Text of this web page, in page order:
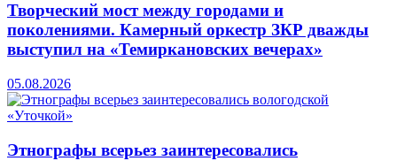
Творческий мост между городами и
поколениями. Камерный оркестр ЗКР дважды
выступил на «Темиркановских вечерах»
05.08.2026
Этнографы всерьез заинтересовались